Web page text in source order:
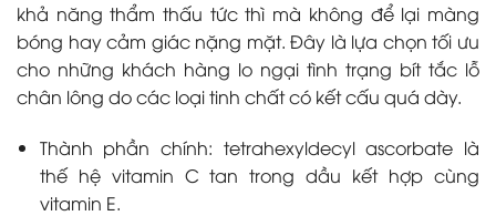
khả năng thẩm thấu tức thì mà không để lại màng
bóng hay cảm giác nặng mặt. Đây là lựa chọn tối ưu
cho những khách hàng lo ngại tình trạng bít tắc lỗ
chân lông do các loại tinh chất có kết cấu quá dày.
Thành phần chính: tetrahexyldecyl ascorbate là
thế hệ vitamin C tan trong dầu kết hợp cùng
vitamin E.